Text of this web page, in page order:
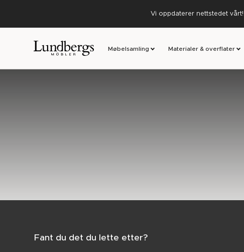
Vi oppdaterer nettstedet
Møbelsamling Materialer & overflater
Fant du det du lette etter?